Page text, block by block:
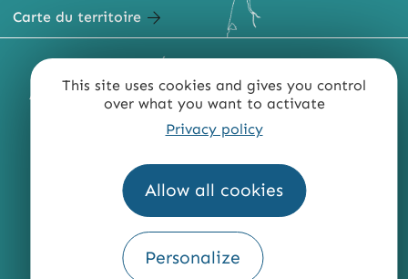
This site uses cookies and gives you control
over what you want to activate
Privacy policy
Allow all cookies
Personalize
Carte du territoire
MENTIONS LÉGALES PLAN DU SITE
ACCESSIBILITÉ : NON CONFORME PRESSE PRO
QUI SOMMES-NOUS ?
Fourni par
Traduction